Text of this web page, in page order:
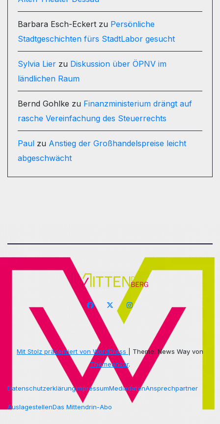
Barbara Esch-Eckert zu Persönliche
Stadtgeschichten fürs StadtLabor gesucht
Sylvia Lier zu Diskussion über ÖPNV im
ländlichen Raum
Bernd Gohlke zu Finanzministerium drängt auf
rasche Vereinfachung des Steuerrechts
Paul zu Anstieg der Großhandelspreise leicht
abgeschwächt
Mit Stolz präsentiert von WordPress
Theme: News Way von
Themeansar.
DatenschutzerklärungImpressumMediadatenAnsprechpartner
AuslagestellenDas Mittendrin-Abo